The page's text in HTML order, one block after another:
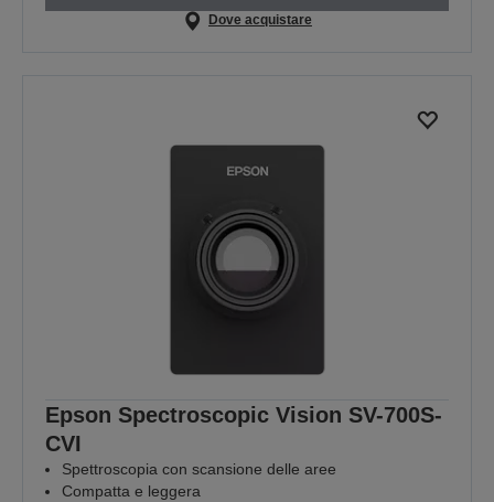
Dove acquistare
Epson Spectroscopic Vision SV-700S-
CVI
Spettroscopia con scansione delle aree
Compatta e leggera